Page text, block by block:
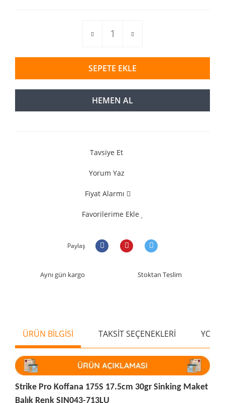
SEPETE EKLE
HEMEN AL
Tavsiye Et
Yorum Yaz
Fiyat Alarmı
Favorilerime Ekle
Paylaş
Aynı gün kargo Stoktan Teslim
ÜRÜN BİLGİSİ TAKSİT SEÇENEKLERİ
Strike Pro Koffana 175S 17.5cm 30gr Sinking Maket
Balık Renk SIN043-713LU